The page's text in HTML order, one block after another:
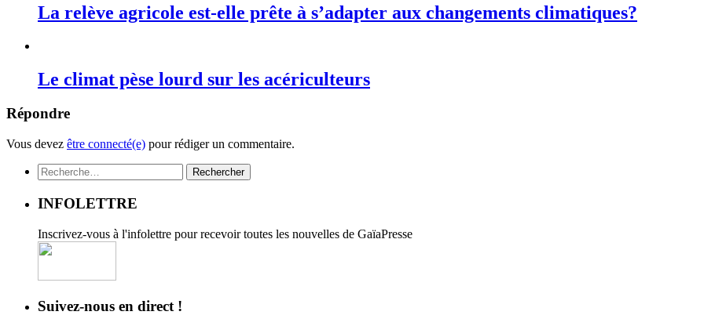
La relève agricole est-elle prête à s’adapter aux changements climatiques?
Le climat pèse lourd sur les acériculteurs
Répondre
Vous devez être connecté(e) pour rédiger un commentaire.
Rechercher :
INFOLETTRE
Inscrivez-vous à l'infolettre pour recevoir toutes les nouvelles de GaïaPresse
Suivez-nous en direct !